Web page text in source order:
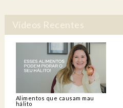
Vídeos Recentes
Alimentos que causam mau
hálito